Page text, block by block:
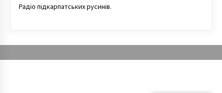
Радіо підкарпатських русинів.